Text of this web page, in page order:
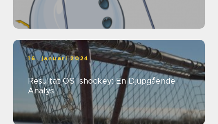
16. januari 2024
Resultat OS Ishockey: En Djupgående
Analys